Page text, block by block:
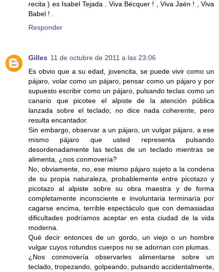
recita ) es Isabel Tejada . Viva Bécquer ! , Viva Jaén ! , Viva
Babel ! .
Responder
Gilles 11 de octubre de 2011 a las 23:06
Es obvio que a su edad, jovencita, se puede vivir como un
pájaro, volar como un pájaro, pensar como un pájaro y por
supuesto escribir como un pájaro, pulsando teclas como un
canario que picotee el alpiste de la atención pública
lanzada sobre el teclado; no dice nada coherente, pero
resulta encantador.
Sin embargo, observar a un pájaro, un vulgar pájaro, a ese
mismo pájaro que usted representa pulsando
desordenadamente las teclas de un teclado mientras se
alimenta, ¿nos conmovería?
No, obviamente, no, ese mismo pájaro sujeto a la condena
de su propia naturaleza, probablemente entre picotazo y
picotazo al alpiste sobre su obra maestra y de forma
completamente inconsciente e involuntaria terminaría por
cagarse encima, terrible espectáculo que con demasiadas
dificultades podríamos aceptar en esta ciudad de la vida
moderna.
Qué decir entonces de un gordo, un viejo o un hombre
vulgar cuyos rotundos cuerpos no se adornan con plumas.
¿Nos conmovería observarles alimentarse sobre un
teclado, tropezando, golpeando, pulsando accidentalmente,